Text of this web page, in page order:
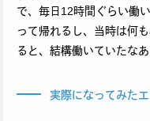
で、毎日12時間ぐらい働
って帰れるし、当時は何
ると、結構働いていたなあ
実際になってみた